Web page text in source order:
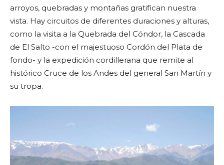
arroyos, quebradas y montañas gratifican nuestra
vista. Hay circuitos de diferentes duraciones y alturas,
como la visita a la Quebrada del Cóndor, la Cascada
de El Salto -con el majestuoso Cordón del Plata de
fondo- y la expedición cordillerana que remite al
histórico Cruce de los Andes del general San Martín y
su tropa.